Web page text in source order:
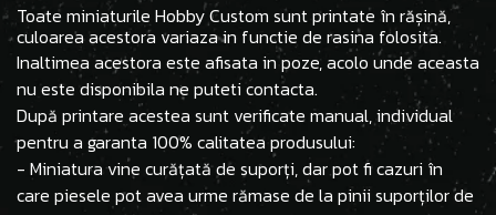
Toate miniaturile Hobby Custom sunt printate în rășină,
culoarea acestora variaza in functie de rasina folosita.
Inaltimea acestora este afisata in poze, acolo unde aceasta
nu este disponibila ne puteti contacta.
După printare acestea sunt verificate manual, individual
pentru a garanta 100% calitatea produsului:
- Miniatura vine curățată de suporți, dar pot fi cazuri în
care piesele pot avea urme rămase de la pinii suporților de